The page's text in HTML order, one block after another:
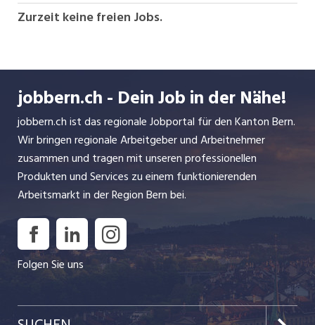
Dienstleistungen für Medien- und
einzige IT-Dienstleister in der Schweiz, der
national wie auch international in verschiedenen
Projekten tätig ist.
Die SwissMediaPartners AG ist eine
inhabergeführte Aktiengesellschaft mit
Geschäftssitz in Bern.
Zurzeit keine freien Jobs.
jobbern.ch - Dein Job in der Nähe!
jobbern.ch ist das regionale Jobportal für den Kanton Bern.
Wir bringen regionale Arbeitgeber und Arbeitnehmer
zusammen und tragen mit unseren professionellen
Produkten und Services zu einem funktionierenden
Arbeitsmarkt in der Region Bern bei.
Folgen Sie uns